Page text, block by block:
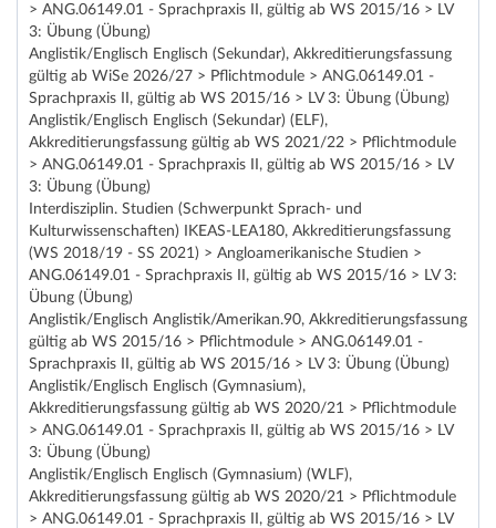
> ANG.06149.01 - Sprachpraxis II, gültig ab WS 2015/16 > LV
3: Übung (Übung)
Anglistik/Englisch Englisch (Sekundar), Akkreditierungsfassung
gültig ab WiSe 2026/27 > Pflichtmodule > ANG.06149.01 -
Sprachpraxis II, gültig ab WS 2015/16 > LV 3: Übung (Übung)
Anglistik/Englisch Englisch (Sekundar) (ELF),
Akkreditierungsfassung gültig ab WS 2021/22 > Pflichtmodule
> ANG.06149.01 - Sprachpraxis II, gültig ab WS 2015/16 > LV
3: Übung (Übung)
Interdisziplin. Studien (Schwerpunkt Sprach- und
Kulturwissenschaften) IKEAS-LEA180, Akkreditierungsfassung
(WS 2018/19 - SS 2021) > Angloamerikanische Studien >
ANG.06149.01 - Sprachpraxis II, gültig ab WS 2015/16 > LV 3:
Übung (Übung)
Anglistik/Englisch Anglistik/Amerikan.90, Akkreditierungsfassung
gültig ab WS 2015/16 > Pflichtmodule > ANG.06149.01 -
Sprachpraxis II, gültig ab WS 2015/16 > LV 3: Übung (Übung)
Anglistik/Englisch Englisch (Gymnasium),
Akkreditierungsfassung gültig ab WS 2020/21 > Pflichtmodule
> ANG.06149.01 - Sprachpraxis II, gültig ab WS 2015/16 > LV
3: Übung (Übung)
Anglistik/Englisch Englisch (Gymnasium) (WLF),
Akkreditierungsfassung gültig ab WS 2020/21 > Pflichtmodule
> ANG.06149.01 - Sprachpraxis II, gültig ab WS 2015/16 > LV